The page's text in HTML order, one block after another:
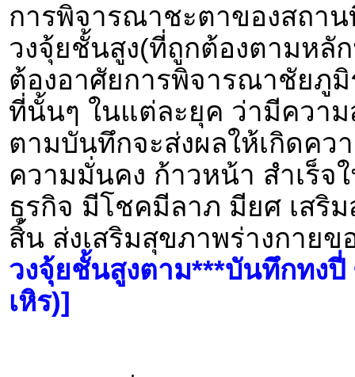
การพิจารณาชะตาของสถา
วงจุ้ยชั้นสูง(ที่ถูกต้องตามหลั
ต้องอาศัยการพิจารณาชัยภู
ที่นั้นๆ ในแต่ละยุค ว่ามีควา
ตามบันทึกจะส่งผลให้เกิดคว
ความมั่นคง ก้าวหน้า สำเร็จ
ธุรกิจ มีโชคมีลาภ มียศ เสริ
สิ้น ส่งเสริมสุขภาพร่างกาย
วงจุ้ยชั้นสูงตาม***บันทึกทง
เหิร)]